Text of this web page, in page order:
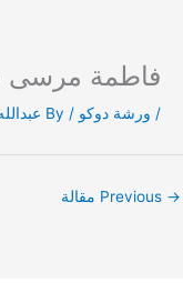
Skip
content
فاطمة مرسى
/ ورشة دوكو / By
→